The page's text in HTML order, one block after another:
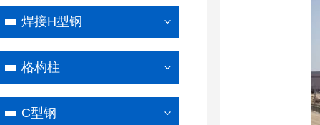
焊接H型钢
格构柱
C型钢